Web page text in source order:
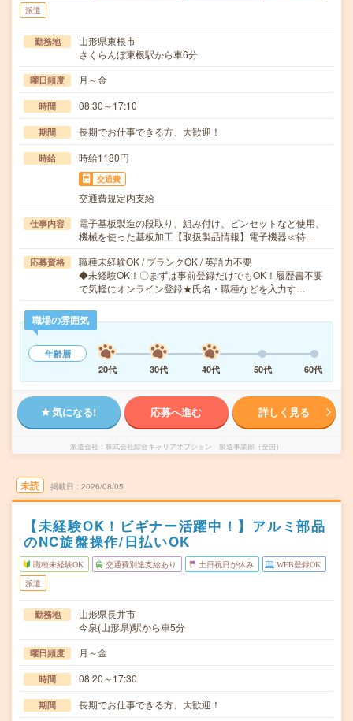
派遣
勤務地
山形県東根市
さくらんぼ東根駅から車6分
曜日頻度 月～金
時間 08:30～17:10
期間 長期でお仕事できる方、大歓迎！
時給 時給1180円
交通費
交通費規定内支給
仕事内容
電子基板製造の段取り、組み付け、ピンセットなど使用、
機械を使った基板加工【取扱製品情報】電子機器≪待…
応募資格
職種未経験OK / ブランクOK / 英語力不要
◆未経験OK！〇まずは事前登録だけでもOK！履歴書不要
で気軽にオンライン登録★氏名・職種などを入力す…
職場の雰囲気
年齢層
20代
30代 40代 50代 60代
気になる! 応募へ進む 詳しく見る
派遣会社 株式会社綜合キャリアオプション 製造事業部（全国）
未読 掲載日 2026/08/05
【未経験OK！ビギナー活躍中！】アルミ部品
のNC旋盤操作/日払いOK
職種未経験OK 交通費別途支給あり 土日祝日が休み WEB登録OK
派遣
勤務地
山形県長井市
今泉(山形県)駅から車5分
曜日頻度 月～金
時間 08:20～17:30
期間 長期でお仕事できる方、大歓迎！